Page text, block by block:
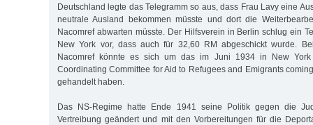
Deutschland legte das Telegramm so aus, dass Frau Lavy eine
neutrale Ausland bekommen müsste und dort die
Nacomref abwarten müsste. Der Hilfsverein in Berlin schlug ein
New York vor, dass auch für 32,60 RM abgeschickt wurde.
Nacomref könnte es sich um das im Juni 1934 in New York
Coordinating Committee for Aid to Refugees and Emigrants
gehandelt haben.
Das NS-Regime hatte Ende 1941 seine Politik gegen die
Vertreibung geändert und mit den Vorbereitungen für die